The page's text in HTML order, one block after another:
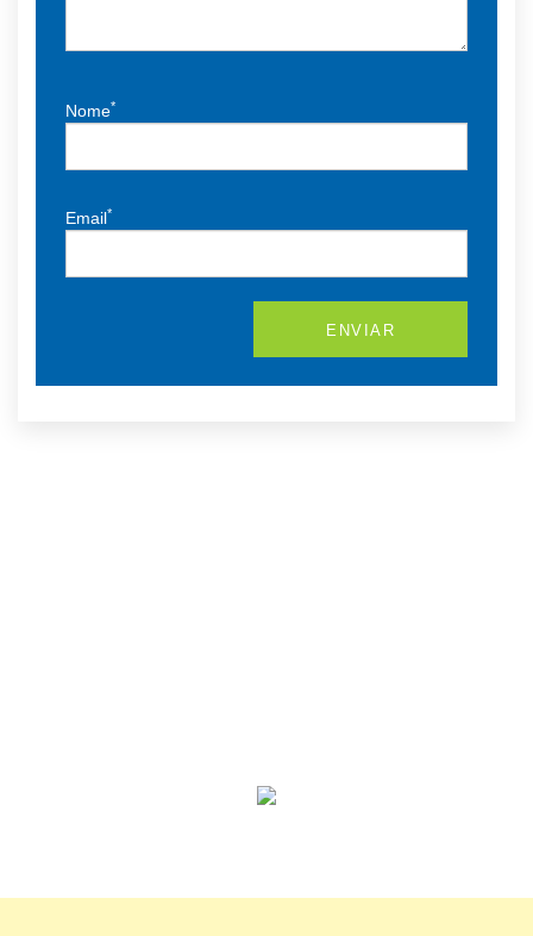
Nome*
Email*
ENVIAR